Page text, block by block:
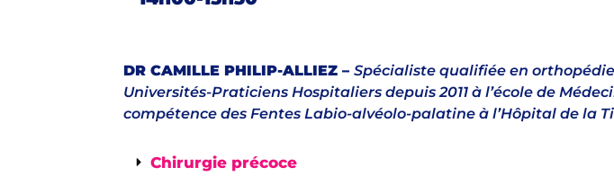
DR CAMILLE PHILIP-ALLIEZ – Spécialiste qualifiée en
Universités-Praticiens Hospitaliers depuis 2011 à l’école de
compétence des Fentes Labio-alvéolo-palatine à l’Hôpital de la
Chirurgie précoce